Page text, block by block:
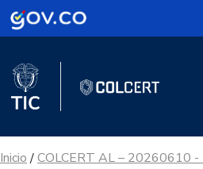
ColCERT
Inicio/